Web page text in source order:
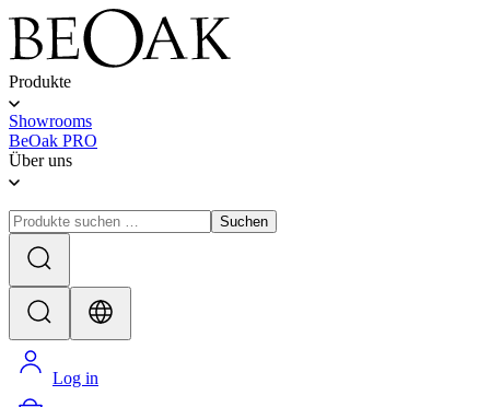
Produkte
Showrooms
BeOak PRO
Über uns
Suchen
Log in